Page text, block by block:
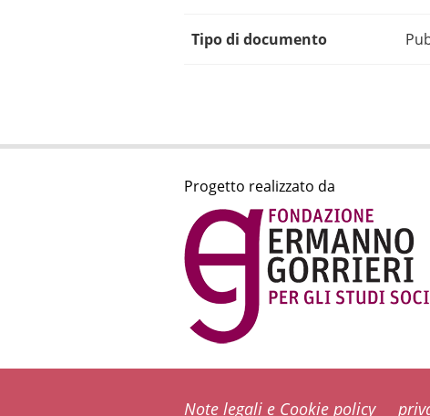
Tipo di documento
Progetto realizzato da
Note legali e Cookie policy